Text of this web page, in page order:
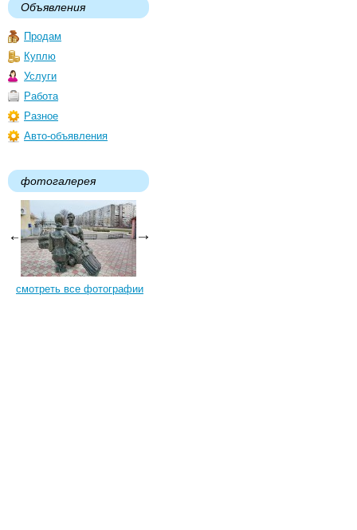
Объявления
Продам
Куплю
Услуги
Работа
Разное
Авто-объявления
фотогалерея
смотреть все фотографии